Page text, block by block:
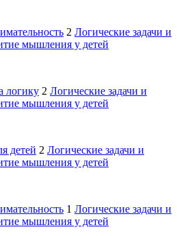
2 Логические задачи и
мышления у детей
логику 2 Логические задачи и
мышления у детей
детей 2 Логические задачи и
мышления у детей
1 Логические задачи и
мышления у детей